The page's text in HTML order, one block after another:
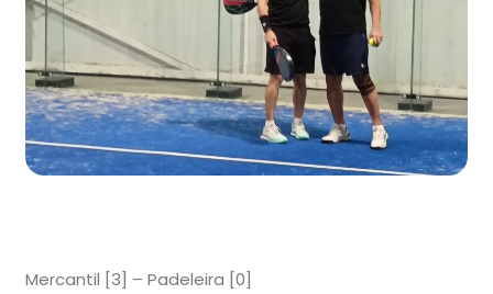
Mercantil [3] – Padeleira [0]